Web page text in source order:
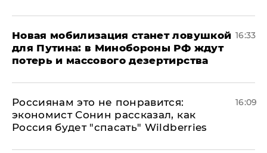
​Новая мобилизация станет ловушкой
для Путина: в Минобороны РФ ждут
потерь и массового дезертирства
16:33
Россиянам это не понравится:
экономист Сонин рассказал, как
Россия будет "спасать" Wildberries
16:09